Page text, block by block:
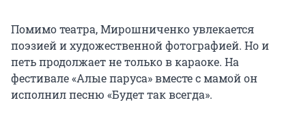
Помимо театра, Мирошниченко увлекается
поэзией и художественной фотографией. Но и
петь продолжает не только в караоке. На
фестивале «Алые паруса» вместе с мамой он
исполнил песню «Будет так всегда».